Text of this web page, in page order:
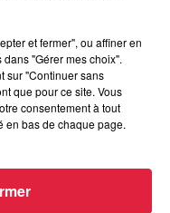
et fermer", ou affiner en
"Gérer mes choix".
sur "Continuer sans
que pour ce site. Vous
consentement à tout
en bas de chaque page.